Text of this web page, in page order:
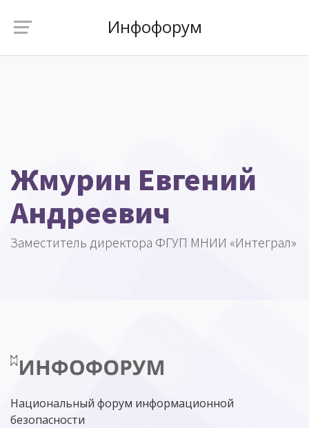
Инфофорум
Жмурин Евгений
Андреевич
Заместитель директора ФГУП МНИИ «Интеграл»
Национальный форум информационной
безопасности